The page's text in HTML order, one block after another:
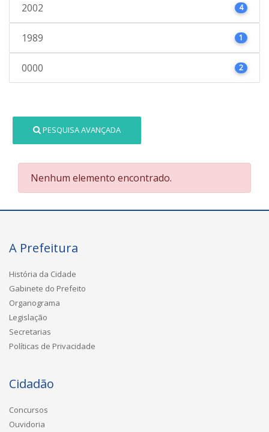
2002 4
1989 1
0000 2
PESQUISA AVANÇADA
Nenhum elemento encontrado.
A Prefeitura
História da Cidade
Gabinete do Prefeito
Organograma
Legislação
Secretarias
Políticas de Privacidade
Cidadão
Concursos
Ouvidoria